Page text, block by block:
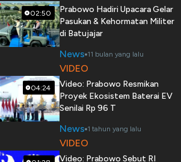
02:50
Prabowo Hadiri Upacara Gelar
Pasukan & Kehormatan Militer
di Batujajar
News 11 bulan yang lalu
04:24
VIDEO
Video: Prabowo Resmikan
Proyek Ekosistem Baterai EV
Senilai Rp 96 T
News 1 tahun yang lalu
VIDEO
Video: Prabowo Sebut RI